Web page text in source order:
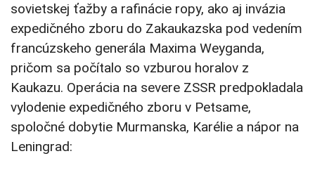
sovietskej ťažby a rafinácie ropy, ako aj invázia
expedičného zboru do Zakaukazska pod vedením
francúzskeho generála Maxima Weyganda,
pričom sa počítalo so vzburou horalov z
Kaukazu. Operácia na severe ZSSR predpokladala
vylodenie expedičného zboru v Petsame,
spoločné dobytie Murmanska, Karélie a nápor na
Leningrad: